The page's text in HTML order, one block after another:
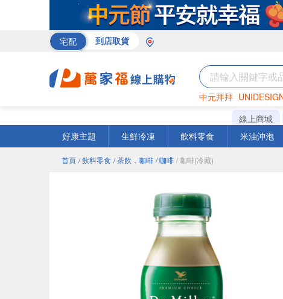
宅配 到店取貨
中元拜拜
罐頭 咖啡
線上商城
好康主題
生鮮冷凍 飲料零食 米油沖泡
首頁 / 飲料零食 / 茶飲．咖啡 / 咖啡 / 咖啡(冷藏)